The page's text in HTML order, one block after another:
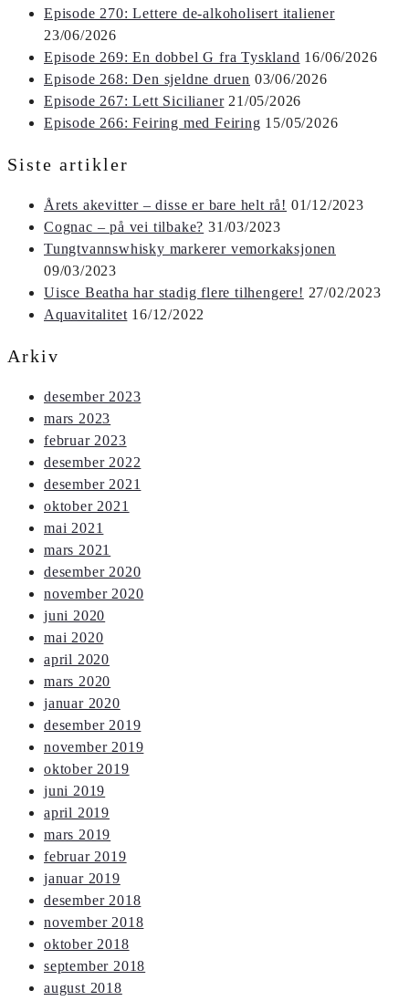
Episode 270: Lettere de-alkoholisert italiener
23/06/2026
Episode 269: En dobbel G fra Tyskland 16/06/2026
Episode 268: Den sjeldne druen 03/06/2026
Episode 267: Lett Sicilianer 21/05/2026
Episode 266: Feiring med Feiring 15/05/2026
Siste artikler
Årets akevitter – disse er bare helt rå! 01/12/2023
Cognac – på vei tilbake? 31/03/2023
Tungtvannswhisky markerer vemorkaksjonen
09/03/2023
Uisce Beatha har stadig flere tilhengere! 27/02/2023
Aquavitalitet 16/12/2022
Arkiv
desember 2023
mars 2023
februar 2023
desember 2022
desember 2021
oktober 2021
mai 2021
mars 2021
desember 2020
november 2020
juni 2020
mai 2020
april 2020
mars 2020
januar 2020
desember 2019
november 2019
oktober 2019
juni 2019
april 2019
mars 2019
februar 2019
januar 2019
desember 2018
november 2018
oktober 2018
september 2018
august 2018